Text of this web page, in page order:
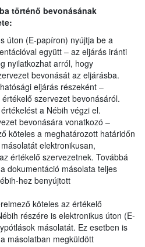
történő bevonásának
(E-papíron) nyújtja be a
együtt – az eljárás iránti
nyilatkozhat arról, hogy
bevonását az eljárásba.
eljárás részeként –
szervezet bevonásáról.
a Nébih végzi el.
bevonására vonatkozó –
köteles a meghatározott határidőn
elektronikusan,
értékelő szervezetnek. Továbbá
dokumentáció másolata teljes
hez benyújtott
köteles az értékelő
részére is elektronikus úton (E-
másolatát. Ez esetben is
másolatban megküldött